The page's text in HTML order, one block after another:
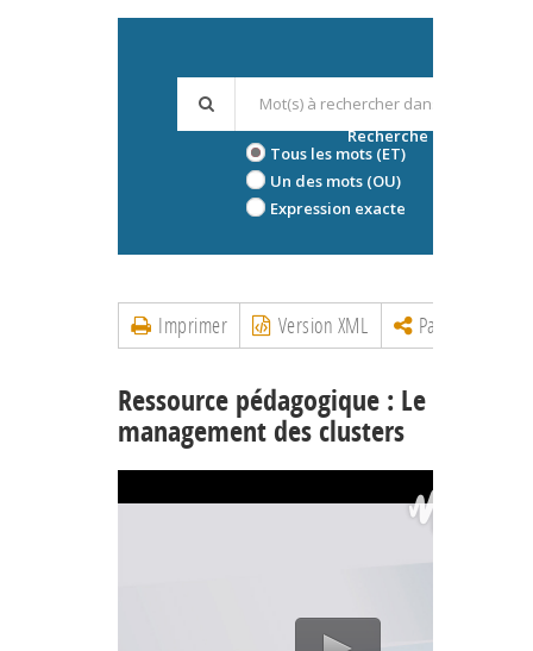
Tous les mots (ET)
Un des mots (OU)
Expression exacte
Recherche avancée
Imprimer Version XML Partager
Ressource pédagogique : Le
management des clusters